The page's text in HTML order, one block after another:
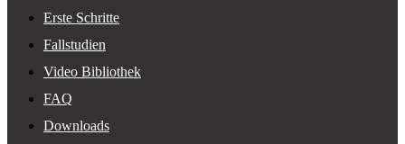
Erste Schritte
Fallstudien
Video Bibliothek
FAQ
Downloads